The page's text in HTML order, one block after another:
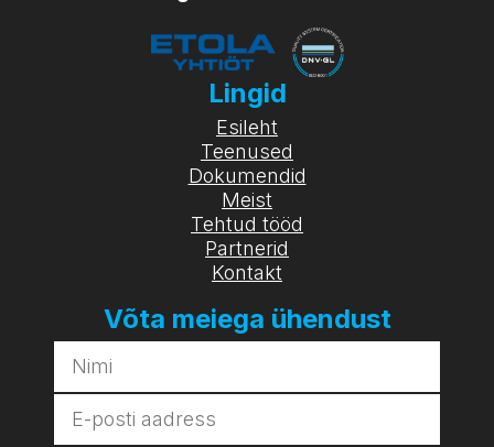
Lingid
Esileht
Teenused
Dokumendid
Meist
Tehtud tööd
Partnerid
Kontakt
Võta meiega ühendust